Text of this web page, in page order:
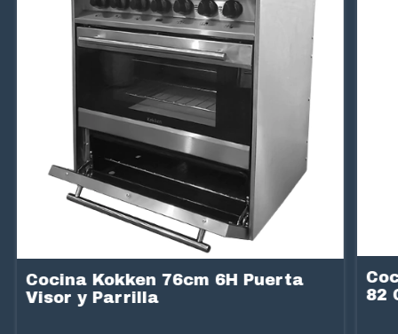
Cocina Kokken 76cm 6H Puerta
Visor y Parrilla
82